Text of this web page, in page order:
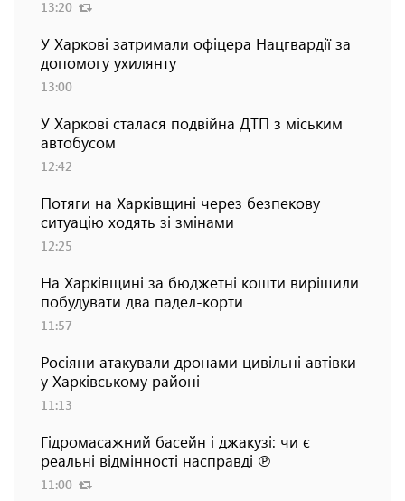
13:20
У Харкові затримали офіцера Нацгвардії за
допомогу ухилянту
13:00
У Харкові сталася подвійна ДТП з міським
автобусом
12:42
Потяги на Харківщині через безпекову
ситуацію ходять зі змінами
12:25
На Харківщині за бюджетні кошти вирішили
побудувати два падел-корти
11:57
Росіяни атакували дронами цивільні автівки
у Харківському районі
11:13
Гідромасажний басейн і джакузі: чи є
реальні відмінності насправді ℗
11:00